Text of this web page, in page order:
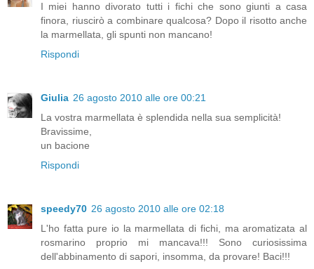
I miei hanno divorato tutti i fichi che sono giunti a casa
finora, riuscirò a combinare qualcosa? Dopo il risotto anche
la marmellata, gli spunti non mancano!
Rispondi
Giulia 26 agosto 2010 alle ore 00:21
La vostra marmellata è splendida nella sua semplicità!
Bravissime,
un bacione
Rispondi
speedy70 26 agosto 2010 alle ore 02:18
L'ho fatta pure io la marmellata di fichi, ma aromatizata al
rosmarino proprio mi mancava!!! Sono curiosissima
dell'abbinamento di sapori, insomma, da provare! Baci!!!